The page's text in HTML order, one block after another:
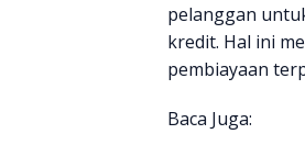
pelanggan
kredit. Hal ini
pembiayaan
Baca Juga: